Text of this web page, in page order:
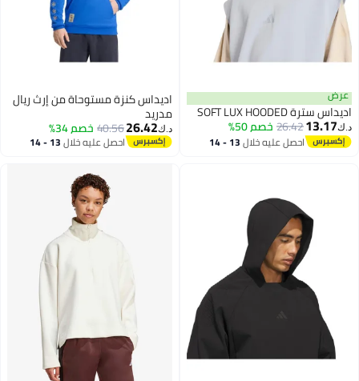
عرض
اديداس سترة SOFT LUX HOODED
د.ك‏13.17
26.42خصم 50%
احصل عليه خلال 13 - 14
اديداس كنزة مستوحاة من إرث ريال
مدريد
د.ك‏26.42
40.56خصم 34%
احصل عليه خلال 13 - 14